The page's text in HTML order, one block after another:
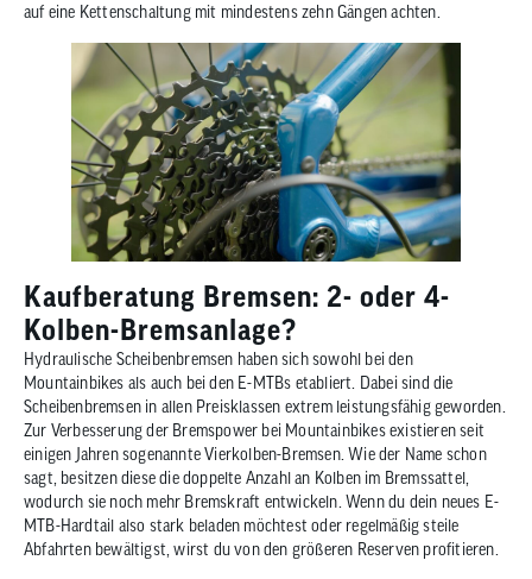
auf eine Kettenschaltung mit mindestens zehn Gängen achten.
Kaufberatung Bremsen: 2- oder 4-
Kolben-Bremsanlage?
Hydraulische Scheibenbremsen haben sich sowohl bei den
Mountainbikes als auch bei den E-MTBs etabliert. Dabei sind die
Scheibenbremsen in allen Preisklassen extrem leistungsfähig geworden.
Zur Verbesserung der Bremspower bei Mountainbikes existieren seit
einigen Jahren sogenannte Vierkolben-Bremsen. Wie der Name schon
sagt, besitzen diese die doppelte Anzahl an Kolben im Bremssattel,
wodurch sie noch mehr Bremskraft entwickeln. Wenn du dein neues E-
MTB-Hardtail also stark beladen möchtest oder regelmäßig steile
Abfahrten bewältigst, wirst du von den größeren Reserven profitieren.